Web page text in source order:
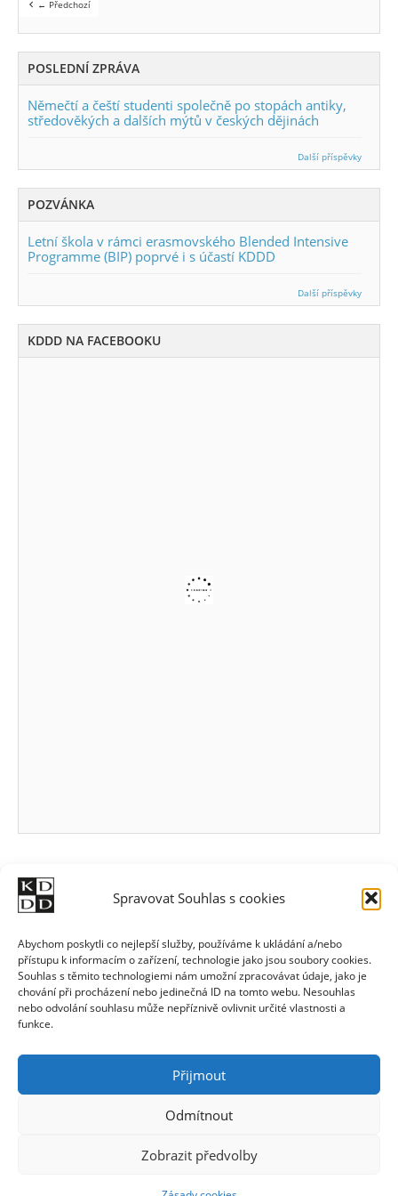
Spravovat Souhlas s cookies
Abychom poskytli co nejlepší služby, používáme k ukládání a/nebo
přístupu k informacím o zařízení, technologie jako jsou soubory cookies.
Souhlas s těmito technologiemi nám umožní zpracovávat údaje, jako je
chování při procházení nebo jedinečná ID na tomto webu. Nesouhlas
nebo odvolání souhlasu může nepříznivě ovlivnit určité vlastnosti a
funkce.
Přijmout
Odmítnout
Zobrazit předvolby
← Předchozí
POSLEDNÍ ZPRÁVA
Němečtí a čeští studenti společně po stopách antiky,
středověkých a dalších mýtů v českých dějinách
Další příspěvky
POZVÁNKA
Letní škola v rámci erasmovského Blended Intensive
Programme (BIP) poprvé i s účastí KDDD
Další příspěvky
KDDD NA FACEBOOKU